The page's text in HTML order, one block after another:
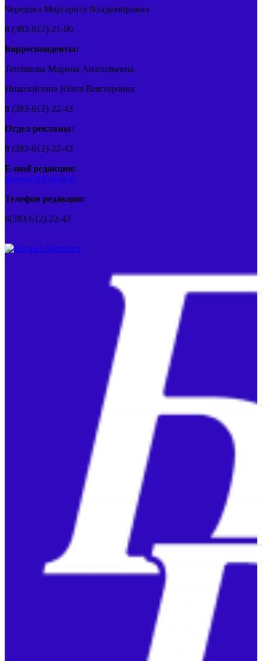
Чередова Маргарита Владимировна
8 (383-612)-21-00
Корреспонденты:
Теплякова Марина Анатольевна
Николайзина Юлия Викторовна
8 (383-612)-22-43
Отдел рекламы:
8 (383-612)-22-43
E-mail редакции:
barvest20@mail.ru
Телефон редакции:
8(383-612)-22-43